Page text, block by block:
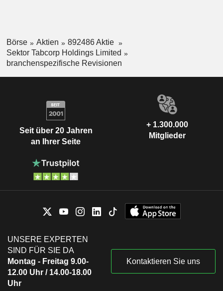
Börse Aktien
892486 Aktie
Sektor Tabcorp Holdings Limited
branchenspezifische Revisionen
Seit über 20 Jahren
an Ihrer Seite
+ 1.300.000
Mitglieder
UNSERE EXPERTEN
SIND FÜR SIE DA
Montag - Freitag 9.00-
12.00 Uhr / 14.00-18.00
Uhr
Kontaktieren Sie uns